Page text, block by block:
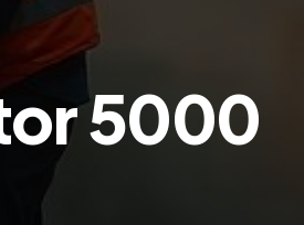
5000